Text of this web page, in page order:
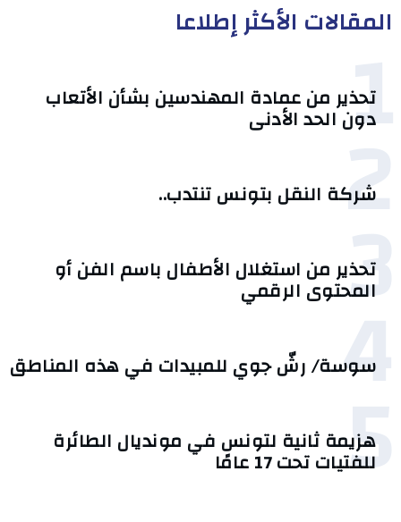
المقالات الأكثر إطلاعا
1
تحذير من عمادة المهندسين بشأن الأتعاب
دون الحد الأدنى
2
شركة النقل بتونس تنتدب..
3
تحذير من استغلال الأطفال باسم الفن أو
المحتوى الرقمي
4
سوسة/ رشّ جوي للمبيدات في هذه المناطق
5
هزيمة ثانية لتونس في مونديال الطائرة
للفتيات تحت 17 عامًا